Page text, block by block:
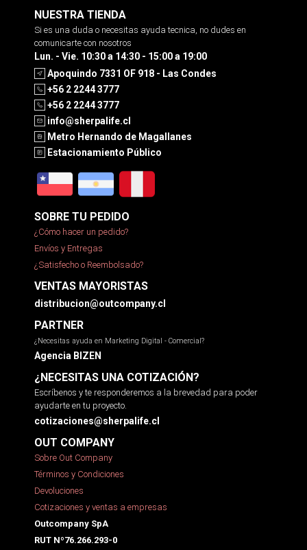
NUESTRA TIENDA
Si es una duda o necesitas ayuda tecnica, no dudes en
comunicarte con nosotros
Lun. - Vie. 10:30 a 14:30 - 15:00 a 19:00
Apoquindo 7331 OF 918 - Las Condes
+56 2 2244 3777
+56 2 2244 3777
info@sherpalife.cl
Metro Hernando de Magallanes
Estacionamiento Público
SOBRE TU PEDIDO
¿Cómo hacer un pedido?
Envíos y Entregas
¿Satisfecho o Reembolsado?
VENTAS MAYORISTAS
distribucion@outcompany.cl
PARTNER
¿Necesitas ayuda en Marketing Digital - Comercial?
Agencia BIZEN
¿NECESITAS UNA COTIZACIÓN?
Escríbenos y te responderemos a la brevedad para poder
ayudarte en tu proyecto.
cotizaciones@sherpalife.cl
OUT COMPANY
Sobre Out Company
Términos y Condiciones
Devoluciones
Cotizaciones y ventas a empresas
Outcompany SpA
RUT Nº76.266.293-0